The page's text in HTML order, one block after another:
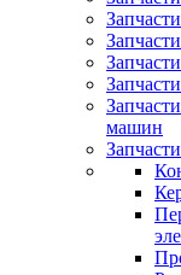
машин